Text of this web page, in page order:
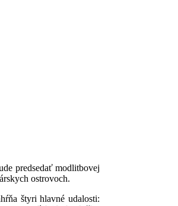
predsedať modlitbovej
ostrovoch.
štyri hlavné udalosti: